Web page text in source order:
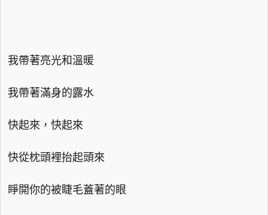
我帶著亮光和溫暖
我帶著滿身的露水
快起來，快起來
快從枕頭裡抬起頭來
睜開你的被睫毛蓋著的眼